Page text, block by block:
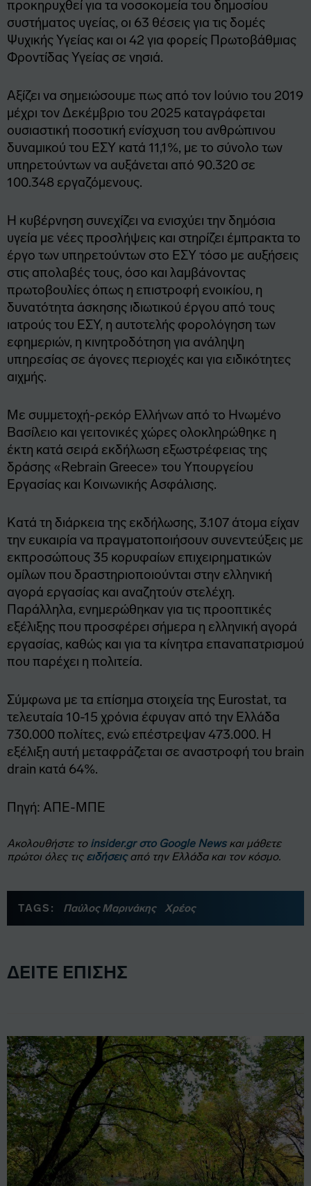
προκηρυχθεί για τα νοσοκομεία του δημοσίου
συστήματος υγείας, οι 63 θέσεις για τις δομές
Ψυχικής Υγείας και οι 42 για φορείς Πρωτοβάθμιας
Φροντίδας Υγείας σε νησιά.
Αξίζει να σημειώσουμε πως από τον Ιούνιο του 2019
μέχρι τον Δεκέμβριο του 2025 καταγράφεται
ουσιαστική ποσοτική ενίσχυση του ανθρώπινου
δυναμικού του ΕΣΥ κατά 11,1%, με το σύνολο των
υπηρετούντων να αυξάνεται από 90.320 σε
100.348 εργαζόμενους.
Η κυβέρνηση συνεχίζει να ενισχύει την δημόσια
υγεία με νέες προσλήψεις και στηρίζει έμπρακτα το
έργο των υπηρετούντων στο ΕΣΥ τόσο με αυξήσεις
στις απολαβές τους, όσο και λαμβάνοντας
πρωτοβουλίες όπως η επιστροφή ενοικίου, η
δυνατότητα άσκησης ιδιωτικού έργου από τους
ιατρούς του ΕΣΥ, η αυτοτελής φορολόγηση των
εφημεριών, η κινητροδότηση για ανάληψη
υπηρεσίας σε άγονες περιοχές και για ειδικότητες
αιχμής.
Με συμμετοχή-ρεκόρ Ελλήνων από το Ηνωμένο
Βασίλειο και γειτονικές χώρες ολοκληρώθηκε η
έκτη κατά σειρά εκδήλωση εξωστρέφειας της
δράσης «Rebrain Greece» του Υπουργείου
Εργασίας και Κοινωνικής Ασφάλισης.
Κατά τη διάρκεια της εκδήλωσης, 3.107 άτομα είχαν
την ευκαιρία να πραγματοποιήσουν συνεντεύξεις με
εκπροσώπους 35 κορυφαίων επιχειρηματικών
ομίλων που δραστηριοποιούνται στην ελληνική
αγορά εργασίας και αναζητούν στελέχη.
Παράλληλα, ενημερώθηκαν για τις προοπτικές
εξέλιξης που προσφέρει σήμερα η ελληνική αγορά
εργασίας, καθώς και για τα κίνητρα επαναπατρισμού
που παρέχει η πολιτεία.
Σύμφωνα με τα επίσημα στοιχεία της Eurostat, τα
τελευταία 10-15 χρόνια έφυγαν από την Ελλάδα
730.000 πολίτες, ενώ επέστρεψαν 473.000. Η
εξέλιξη αυτή μεταφράζεται σε αναστροφή του brain
drain κατά 64%.
Πηγή: ΑΠΕ-ΜΠΕ
Ακολουθήστε το insider.gr στο Google Newsκαι μάθετε
πρώτοι όλες τις ειδήσειςαπό την Ελλάδα και τον κόσμο.
TAGS: Παύλος Μαρινάκης Χρέος
ΔΕΙΤΕ ΕΠΙΣΗΣ